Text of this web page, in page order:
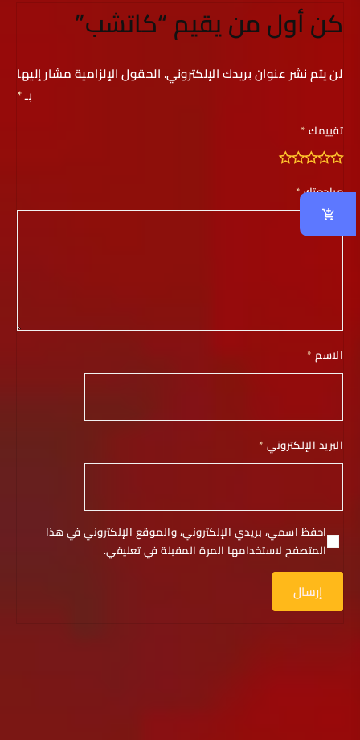
كن أول من يقيم “كاتشب”
لن يتم نشر عنوان بريدك الإلكتروني. الحقول الإلزامية مشار إليها
بـ*
تقييمك *
مراجعتك*
الاسم *
البريد الإلكتروني *
احفظ اسمي، بريدي الإلكتروني، والموقع الإلكتروني في هذا
المتصفح لاستخدامها المرة المقبلة في تعليقي.